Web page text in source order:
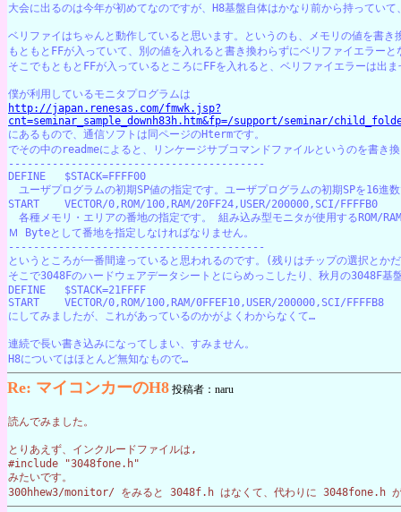
大会に出るのは今年が初めてなのですが、H8基盤自体はかなり前から持って
ベリファイはちゃんと動作していると思います。というのも、メモリの値を書き
もともとFFが入っていて、別の値を入れると書き換わらずにベリファイエラーと
そこでもともとFFが入っているところにFFを入れると、ベリファイエラーは出ま
僕が利用しているモニタプログラムは
http://japan.renesas.com/fmwk.jsp?
cnt=seminar_sample_downh83h.htm&fp=/support/seminar/child_folder/
にあるもので、通信ソフトは同ページのHtermです。
でその中のreadmeによると、リンケージサブコマンドファイルというのを書き
-----------------------------------------
DEFINE   $STACK=FFFF00
ユーザプログラムの初期SP値の指定です。ユーザプログラムの初期SPを16進
START    VECTOR/0,ROM/100,RAM/20FF24,USER/200000,SCI/FFFFB0
各種メモリ・エリアの番地の指定です。 組み込み型モニタが使用するROM/
Ｍ Byteとして番地を指定しなければなりません。
-----------------------------------------
というところが一番間違っていると思われるのです。(残りはチップの選択とか
そこで3048Fのハードウェアデータシートとにらめっこしたり、秋月の3048F基
DEFINE   $STACK=21FFFF
START    VECTOR/0,ROM/100,RAM/0FFEF10,USER/200000,SCI/FFFFB8
にしてみましたが、これがあっているのかがよくわからなくて…
連続で長い書き込みになってしまい、すみません。
H8についてはほとんど無知なもので…
Re: マイコンカーのH8 投稿者：naru
読んでみました。
とりあえず、インクルードファイルは,
#include "3048fone.h"
みたいです。
300hhew3/monitor/ をみると 3048f.h はなくて、代わりに 3048fone.h が